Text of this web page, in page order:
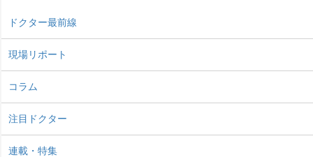
ドクター最前線
現場リポート
コラム
注目ドクター
連載・特集